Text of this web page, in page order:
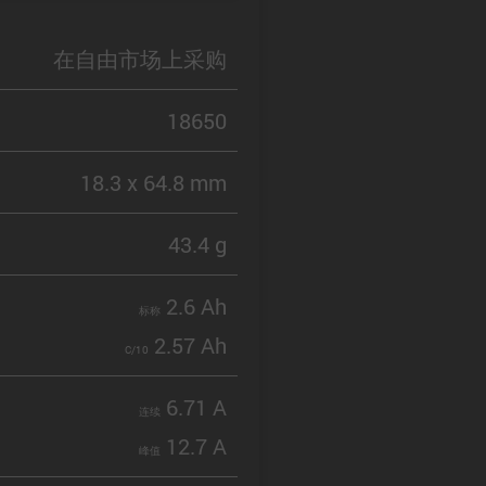
在自由市场上采购
18650
18.3 x 64.8 mm
43.4 g
标称 2.6 Ah
C/10 2.57 Ah
连续 6.71 A
峰值 12.7 A